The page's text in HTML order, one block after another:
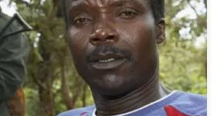
er sich nicht? Seit am Mittwoch
dass LRA-Chef Joseph Kony
Zentralafrikanischen Republik
verhandeln will, stellen sich
Frage.